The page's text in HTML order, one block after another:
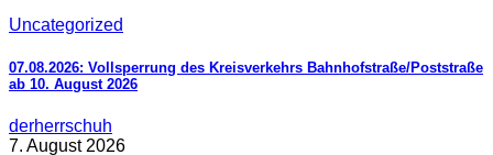
Uncategorized
07.08.2026: Vollsperrung des Kreisverkehrs Bahnhofstraße/Poststraße
ab 10. August 2026
derherrschuh
7. August 2026